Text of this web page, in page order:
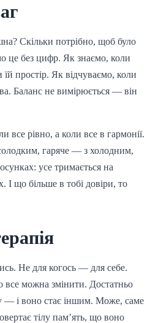
Скільки потрібно, щоб було
це без цифр. Як знаємо, коли
простір. Як відчуваємо, коли
Баланс не вимірюється — він
рівно, а коли все в гармонії.
гаряче — з холодним,
усе тримається на
І що більше в тобі довіри, то
Не для когось — для себе.
все можна змінити. Достатньо
— і воно стає іншим. Може, саме
тілу пам’ять, що воно